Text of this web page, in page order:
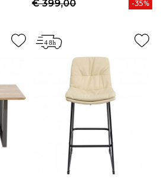
€ 399,00
-35%